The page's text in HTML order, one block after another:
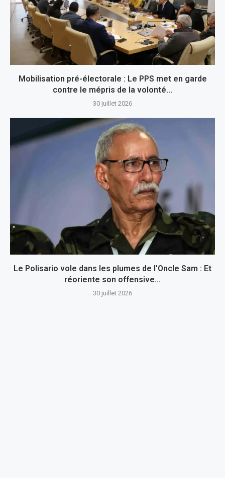
Mobilisation pré-électorale : Le PPS met en garde
contre le mépris de la volonté...
30 juillet 2026
Le Polisario vole dans les plumes de l’Oncle Sam : Et
réoriente son offensive...
30 juillet 2026